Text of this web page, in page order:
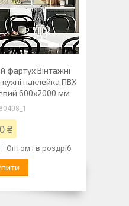
фартух Вінтажні
кухні наклейка ПВХ
600х2000 мм
₴
Оптом і в роздріб